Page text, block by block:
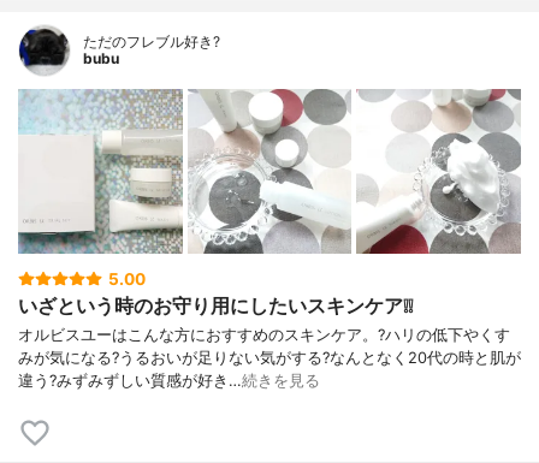
ただのフレブル好き?
bubu
5.00
いざという時のお守り用にしたいスキンケア❕❕
オルビスユーはこんな方におすすめのスキンケア。?ハリの低下やくす
みが気になる?うるおいが足りない気がする?なんとなく20代の時と肌が
違う?みずみずしい質感が好き…続きを見る